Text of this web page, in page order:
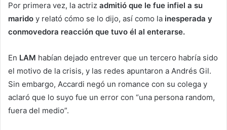
Por primera vez, la actriz admitió que le fue infiel a su
marido y relató cómo se lo dijo, así como la inesperada y
conmovedora reacción que tuvo él al enterarse.
En LAM habían dejado entrever que un tercero habría sido
el motivo de la crisis, y las redes apuntaron a Andrés Gil.
Sin embargo, Accardi negó un romance con su colega y
aclaró que lo suyo fue un error con “una persona random,
fuera del medio”.